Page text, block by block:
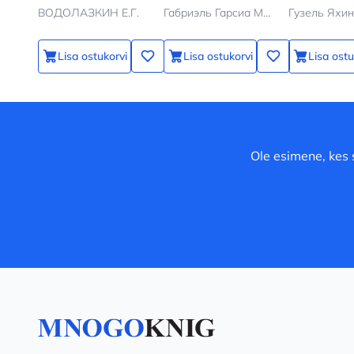
ВОДОЛАЗКИН Е.Г.
Lisa ostukorvi
Габриэль Гарсиа Маркес
Lisa ostukorvi
Гузель
Lisa
Ole esimene,